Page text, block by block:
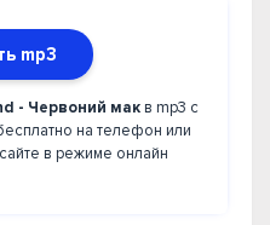
mp3
- Червоний мак в mp3 с
на телефон или
в режиме онлайн